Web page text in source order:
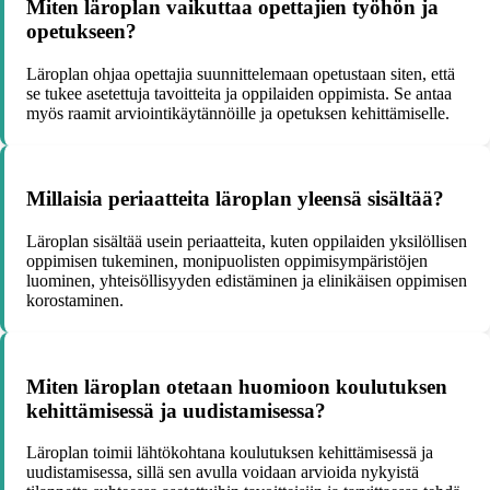
Miten läroplan vaikuttaa opettajien työhön ja
opetukseen?
Läroplan ohjaa opettajia suunnittelemaan opetustaan siten, että
se tukee asetettuja tavoitteita ja oppilaiden oppimista. Se antaa
myös raamit arviointikäytännöille ja opetuksen kehittämiselle.
Millaisia periaatteita läroplan yleensä sisältää?
Läroplan sisältää usein periaatteita, kuten oppilaiden yksilöllisen
oppimisen tukeminen, monipuolisten oppimisympäristöjen
luominen, yhteisöllisyyden edistäminen ja elinikäisen oppimisen
korostaminen.
Miten läroplan otetaan huomioon koulutuksen
kehittämisessä ja uudistamisessa?
Läroplan toimii lähtökohtana koulutuksen kehittämisessä ja
uudistamisessa, sillä sen avulla voidaan arvioida nykyistä